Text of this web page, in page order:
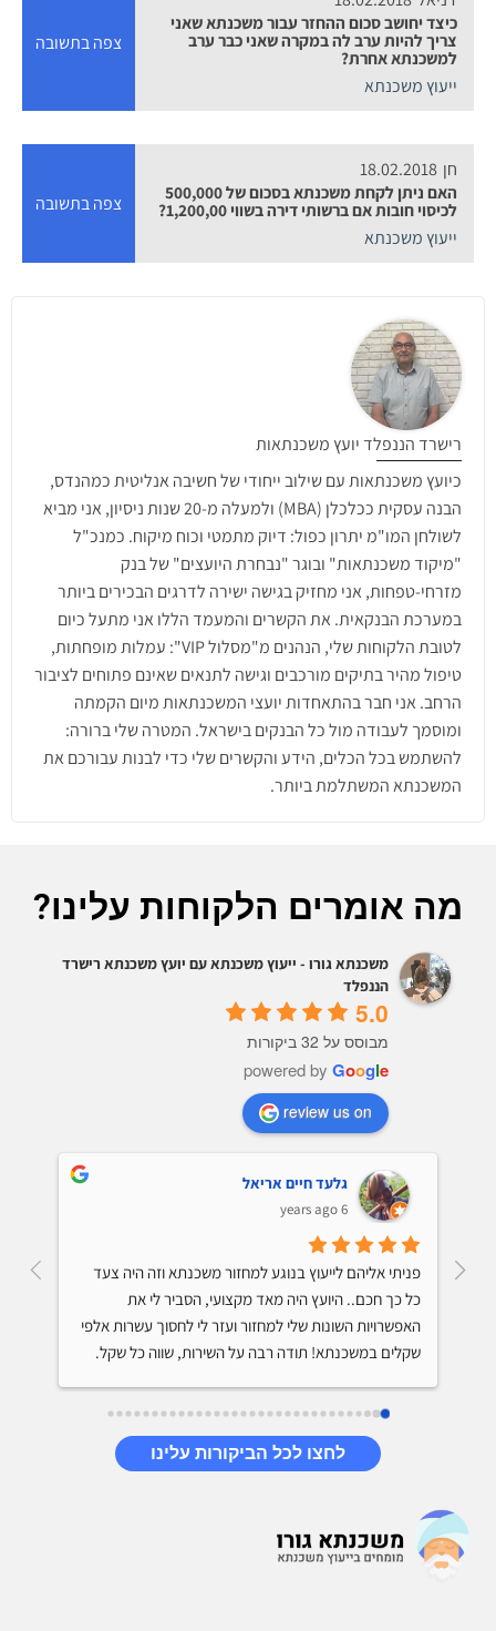
כיצד יחושב סכום ההחזר עבור משכנתא שאני
צריך להיות ערב לה במקרה שאני כבר ערב
למשכנתא אחרת?
ייעוץ משכנתא
צפה בתשובה
חן 18.02.2018
האם ניתן לקחת משכנתא בסכום של 500,000
לכיסוי חובות אם ברשותי דירה בשווי 1,200,00?
ייעוץ משכנתא
צפה בתשובה
רישרד הננפלד יועץ משכנתאות
כיועץ משכנתאות עם שילוב ייחודי של חשיבה אנליטית כמהנדס,
הבנה עסקית ככלכלן (MBA) ולמעלה מ-20 שנות ניסיון, אני מביא
לשולחן המו"מ יתרון כפול: דיוק מתמטי וכוח מיקוח. כמנכ"ל
"מיקוד משכנתאות" ובוגר "נבחרת היועצים" של בנק
מזרחי-טפחות, אני מחזיק בגישה ישירה לדרגים הבכירים ביותר
במערכת הבנקאית. את הקשרים והמעמד הללו אני מתעל כיום
לטובת הלקוחות שלי, הנהנים מ"מסלול VIP": עמלות מופחתות,
טיפול מהיר בתיקים מורכבים וגישה לתנאים שאינם פתוחים לציבור
הרחב. אני חבר בהתאחדות יועצי המשכנתאות מיום הקמתה
ומוסמך לעבודה מול כל הבנקים בישראל. המטרה שלי ברורה:
להשתמש בכל הכלים, הידע והקשרים שלי כדי לבנות עבורכם את
המשכנתא המשתלמת ביותר.
מה אומרים הלקוחות עלינו?
משכנתא גורו - ייעוץ משכנתא עם יועץ משכנתא רישרד
הננפלד
5.0
מבוסס על 32 ביקורות
powered by Google
review us on
גלעד חיים אריאל
6 years ago
שקלים במשכנתא! תודה רבה על השירות, שווה כל שקל.
לחצו לכל הביקורות עלינו